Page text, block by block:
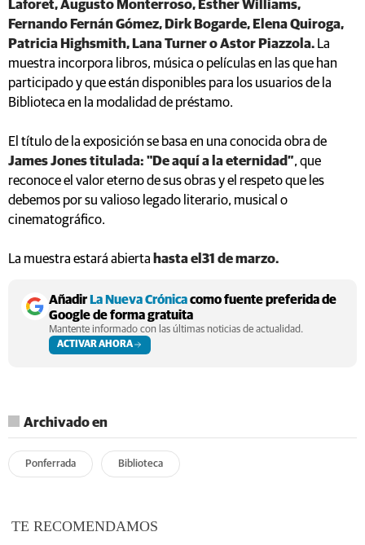
Laforet, Augusto Monterroso, Esther Williams,
Fernando Fernán Gómez, Dirk Bogarde, Elena Quiroga,
Patricia Highsmith, Lana Turner o Astor Piazzola. La
muestra incorpora libros, música o películas en las que han
participado y que están disponibles para los usuarios de la
Biblioteca en la modalidad de préstamo.
El título de la exposición se basa en una conocida obra de
James Jones titulada: "De aquí a la eternidad”, que
reconoce el valor eterno de sus obras y el respeto que les
debemos por su valioso legado literario, musical o
cinematográfico.
La muestra estará abierta hasta el31 de marzo.
AñadirLa Nueva Crónicacomo fuente preferida de
Google de forma gratuita
Mantente informado con las últimas noticias de actualidad.
ACTIVAR AHORA
Archivado en
Ponferrada Biblioteca
TE RECOMENDAMOS